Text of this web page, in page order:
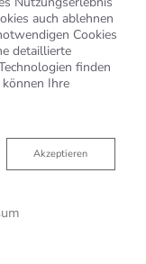
auch ablehnen
Cookies
detaillierte
finden
können Ihre
Akzeptieren